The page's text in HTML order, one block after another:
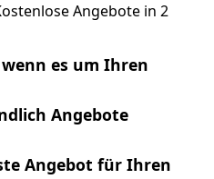
Angebote in 2
es um Ihren
Angebote
Angebot für Ihren